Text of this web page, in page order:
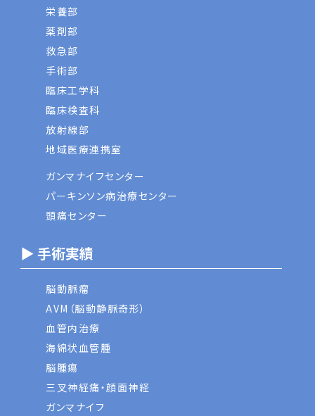
栄養部
薬剤部
救急部
手術部
臨床工学科
臨床検査科
放射線部
地域医療連携室
ガンマナイフセンター
パーキンソン病治療センター
頭痛センター
▶ 手術実績
脳動脈瘤
AVM（脳動静脈奇形）
血管内治療
海綿状血管腫
脳腫瘍
三叉神経痛・顔面神経
ガンマナイフ